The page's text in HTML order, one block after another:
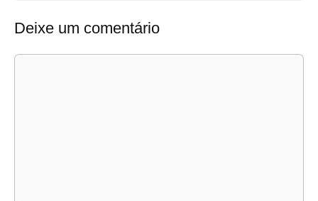
Deixe um comentário